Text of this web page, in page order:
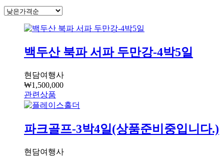
백두산 북파 서파 두만강-4박5일
현담여행사
₩1,500,000
관련상품
파크골프-3박4일(상품준비중입니다.)
현담여행사